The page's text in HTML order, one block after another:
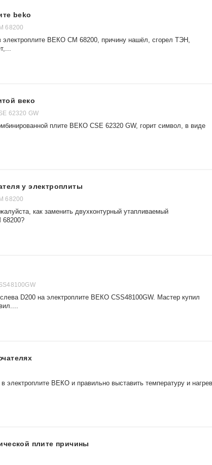
beko
68200
электроплите ВЕКО CM 68200, причину нашёл, сгорел ТЭН,
веко
62320 GW
плите ВЕКО CSE 62320 GW, горит символ, в виде
у электроплиты
68200
как заменить двухконтурный утапливаемый
68200?
D200 на электроплите ВЕКО CSS48100GW. Мастер купил
электроплите ВЕКО и правильно выставить температуру и нагрев
плите причины